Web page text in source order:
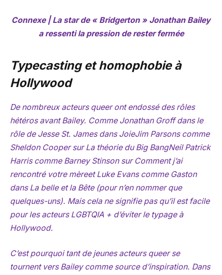
Connexe | La star de « Bridgerton » Jonathan Bailey
a ressenti la pression de rester fermée
Typecasting et homophobie à
Hollywood
De nombreux acteurs queer ont endossé des rôles
hétéros avant Bailey. Comme Jonathan Groff dans le
rôle de Jesse St. James dans JoieJim Parsons comme
Sheldon Cooper surLa théorie du Big BangNeil Patrick
Harris comme Barney Stinson sur Comment j’ai
rencontré votre mèreet Luke Evans comme Gaston
dans La belle et la Bête(pour n’en nommer que
quelques-uns). Mais cela ne signifie pas qu’il est facile
pour les acteurs LGBTQIA + d’éviter le typage à
Hollywood.
C’est pourquoi tant de jeunes acteurs queer se
tournent vers Bailey comme source d’inspiration. Dans